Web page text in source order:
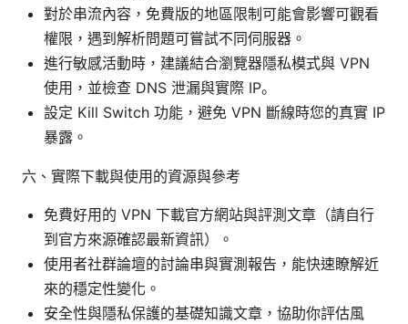
對於串流內容，免費版的地區限制可能會影響可觀看
權限，遇到解析問題可嘗試不同伺服器。
進行敏感活動時，建議結合瀏覽器隱私模式與 VPN
使用，並檢查 DNS 泄漏與實際 IP。
設定 Kill Switch 功能，避免 VPN 斷線時您的真實 IP
暴露。
六、實際下載與使用的資源與參考
免費好用的 VPN 下載官方網站與評測文章（請自行
到官方來源確認最新資訊）。
使用者社群論壇的討論串與實測報告，能快速瞭解近
來的穩定性變化。
安全性與隱私保護的基礎知識文章，協助你評估風